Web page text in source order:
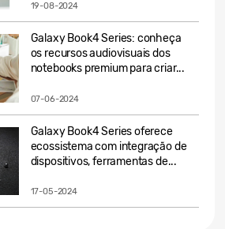
19-08-2024
Galaxy Book4 Series: conheça
os recursos audiovisuais dos
notebooks premium para criar...
07-06-2024
Galaxy Book4 Series oferece
ecossistema com integração de
dispositivos, ferramentas de...
17-05-2024